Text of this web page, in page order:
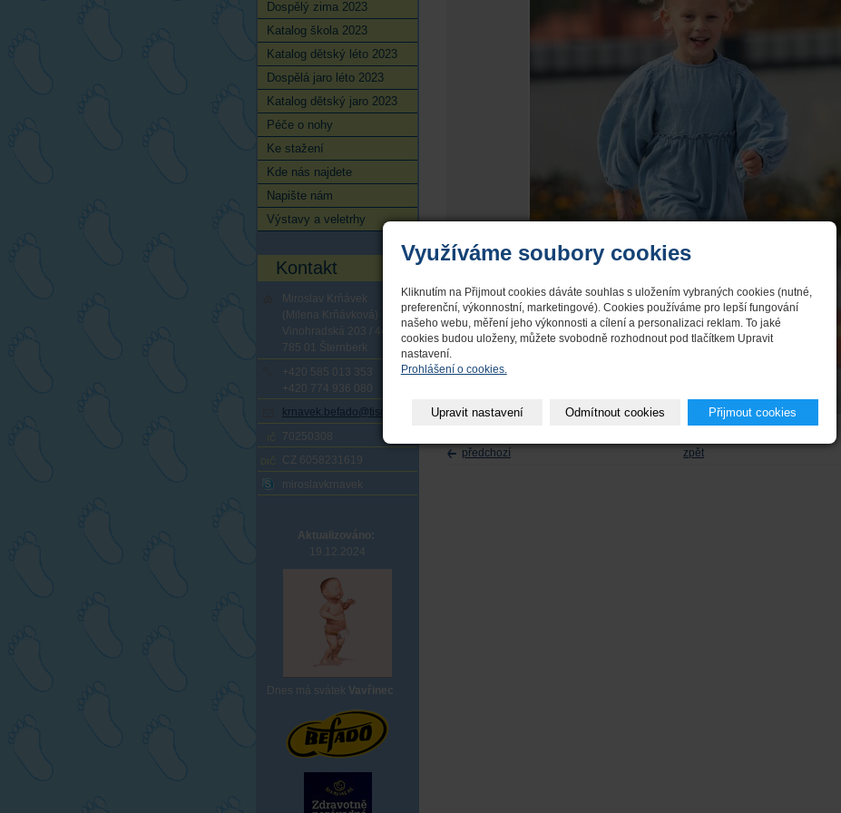
předchozí zpět
Dospělý zima 2023
Katalog škola 2023
Katalog dětský léto 2023
Dospělá jaro léto 2023
Katalog dětský jaro 2023
Péče o nohy
Ke stažení
Kde nás najdete
Napište nám
Výstavy a veletrhy
Kontakt
Miroslav Krňávek
(Milena Krňávková)
Vinohradská 203 / 44
785 01 Šternberk
+420 585 013 353
+420 774 936 080
krnavek.befado@tiscali.cz
70250308
CZ 6058231619
miroslavkrnavek
Aktualizováno:
19.12.2024
Dnes má svátek Vavřinec
Využíváme soubory cookies
Kliknutím na Přijmout cookies dáváte souhlas s uložením vybraných cookies (nutné,
preferenční, výkonnostní, marketingové). Cookies používáme pro lepší fungování
našeho webu, měření jeho výkonnosti a cílení a personalizaci reklam. To jaké
cookies budou uloženy, můžete svobodně rozhodnout pod tlačítkem Upravit
nastavení.
Prohlášení o cookies.
Upravit nastavení Odmítnout cookies Přijmout cookies